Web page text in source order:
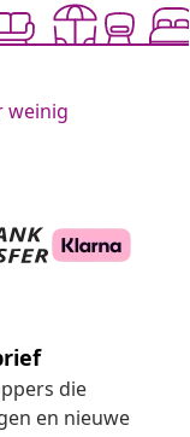
weinig
die
en nieuwe